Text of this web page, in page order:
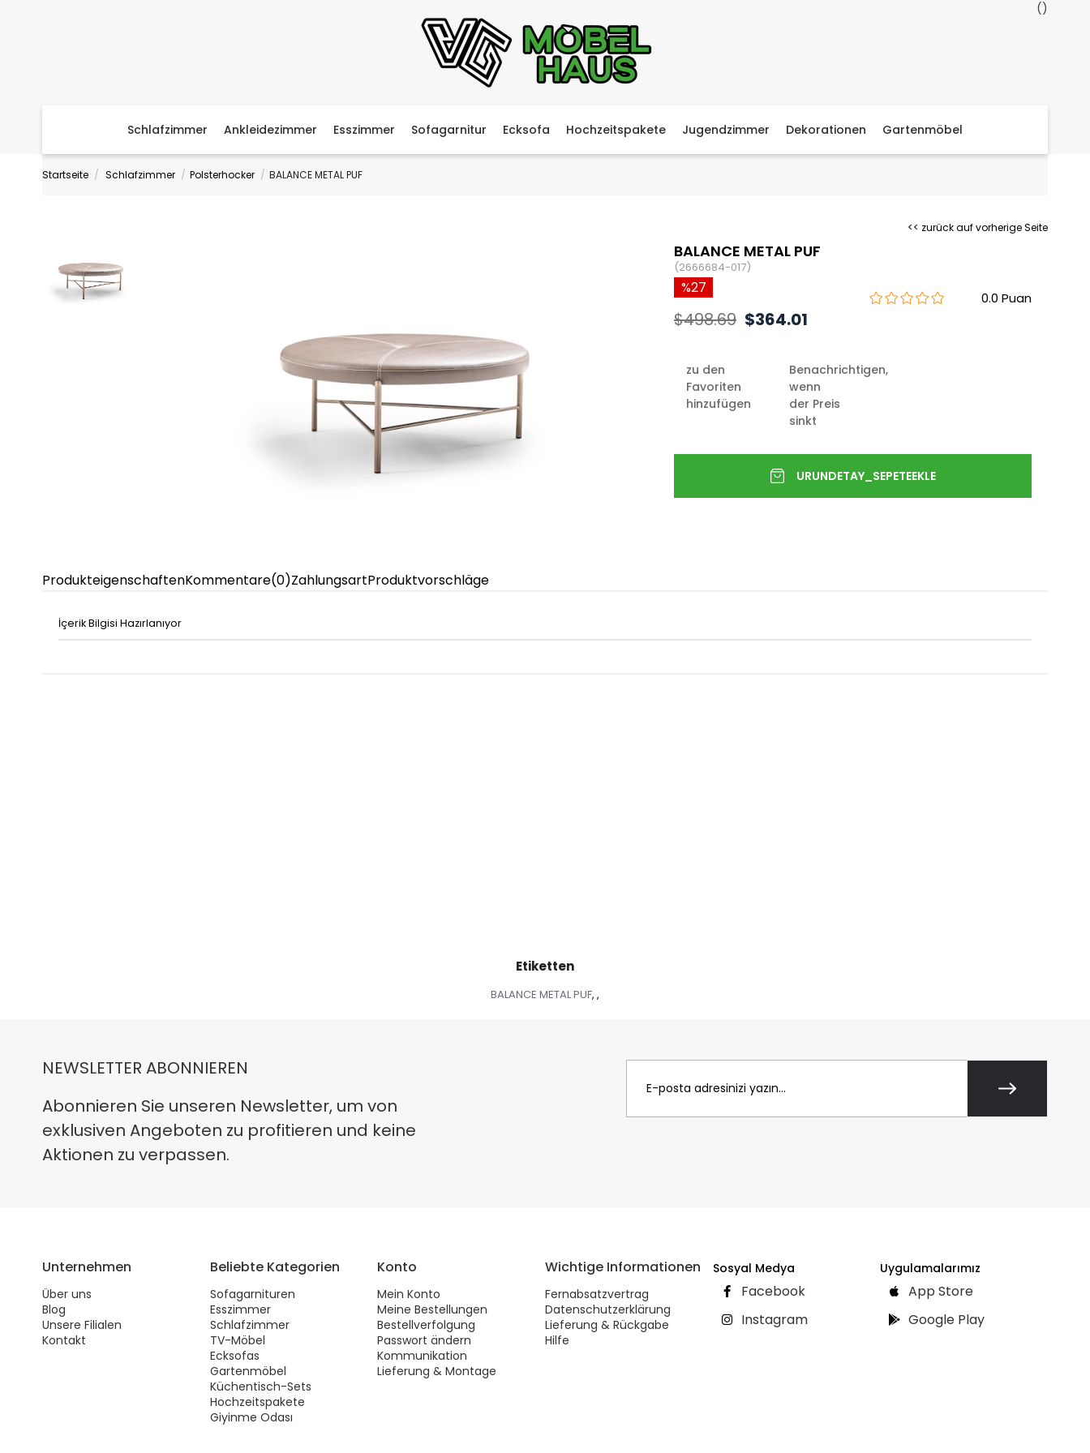
Schlafzimmer Ankleidezimmer Esszimmer Sofagarnitur Ecksofa Hochzeitspakete Jugendzimmer Dekorationen Gartenmöbel
Startseite Schlafzimmer Polsterhocker BALANCE METAL PUF
<< zurück auf vorherige Seite
BALANCE METAL PUF
(2666684-017)
0.0
27
$498.69 $364.01
zu den
Favoriten
hinzufügen
Benachrichtigen,
wenn
der Preis
sinkt
ProdukteigenschaftenKommentare(0)ZahlungsartProduktvorschläge
İçerik Bilgisi Hazırlanıyor
Etiketten
BALANCE METAL PUF, ,
NEWSLETTER ABONNIEREN
Abonnieren Sie unseren Newsletter, um von
exklusiven Angeboten zu profitieren und keine
Aktionen zu verpassen.
Unternehmen
Über uns
Blog
Unsere Filialen
Kontakt
Beliebte Kategorien
Sofagarnituren
Esszimmer
Schlafzimmer
TV-Möbel
Ecksofas
Gartenmöbel
Küchentisch-Sets
Hochzeitspakete
Giyinme Odası
Konto
Mein Konto
Meine Bestellungen
Bestellverfolgung
Passwort ändern
Kommunikation
Lieferung & Montage
Wichtige Informationen
Fernabsatzvertrag
Datenschutzerklärung
Lieferung & Rückgabe
Hilfe
Sosyal Medya
Facebook
Instagram
Uygulamalarımız
App Store
Google Play